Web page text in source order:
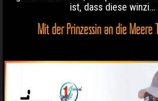
ist, dass diese winzi...
Mit der Prinzessin an die Meere